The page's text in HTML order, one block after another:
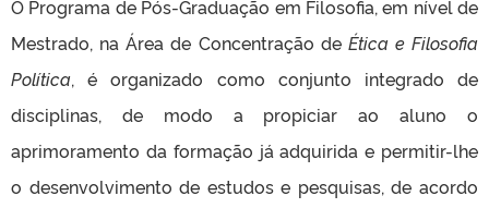
O Programa de Pós-Graduação em Filosofia, em nível de
Mestrado, na Área de Concentração de Ética e Filosofia
Política, é organizado como conjunto integrado de
disciplinas, de modo a propiciar ao aluno o
aprimoramento da formação já adquirida e permitir-lhe
o desenvolvimento de estudos e pesquisas, de acordo